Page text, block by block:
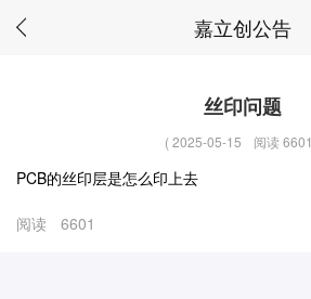
嘉立创公告
丝印问题
(2025-05-15 阅读 6601
PCB的丝印层是怎么印上去
阅读 6601